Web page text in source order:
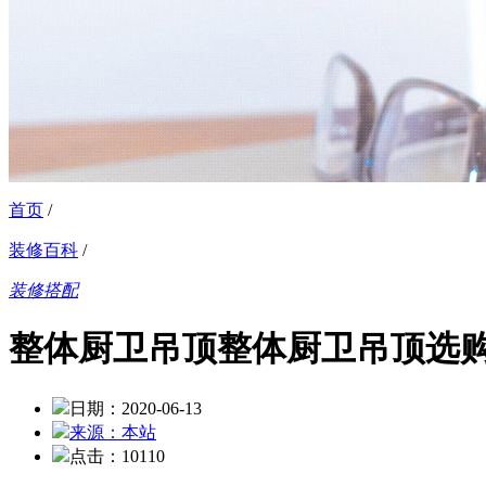
首页 /
装修百科 /
装修搭配
整体厨卫吊顶整体厨卫吊顶选
日期：2020-06-13
来源：本站
点击：10110